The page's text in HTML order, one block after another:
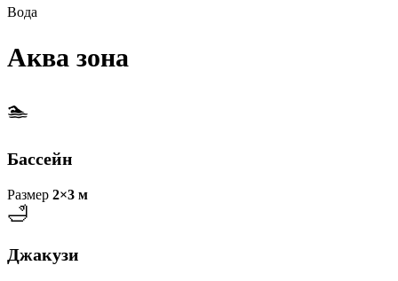
Вода
Аква зона
🏊
Бассейн
Размер 2×3 м
🛁
Джакузи